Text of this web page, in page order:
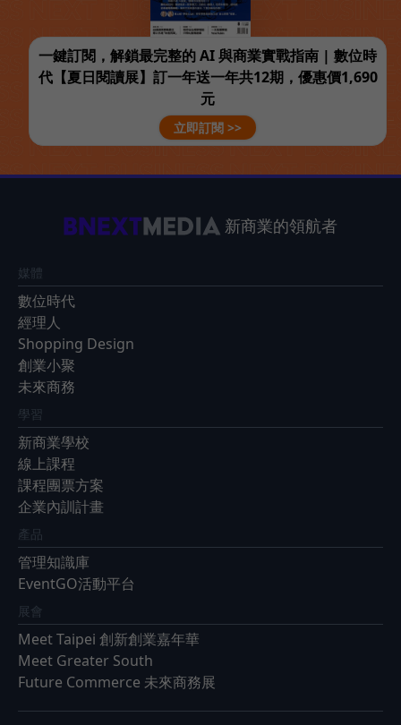
一鍵訂閱，解鎖最完整的 AI 與商業實戰指南 | 數位時
代【夏日閱讀展】訂一年送一年共12期，優惠價1,690
元
立即訂閱 >>
新商業的領航者
媒體
數位時代
經理人
Shopping Design
創業小聚
未來商務
學習
新商業學校
線上課程
課程團票方案
企業內訓計畫
產品
管理知識庫
EventGO活動平台
展會
Meet Taipei 創新創業嘉年華
Meet Greater South
Future Commerce 未來商務展